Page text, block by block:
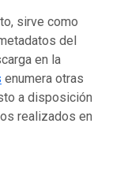
sirve como
del
en la
enumera otras
a disposición
realizados en